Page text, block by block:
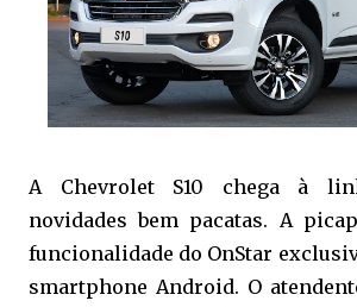
A Chevrolet S10 chega à
novidades bem pacatas. A
funcionalidade do OnStar
smartphone Android. O